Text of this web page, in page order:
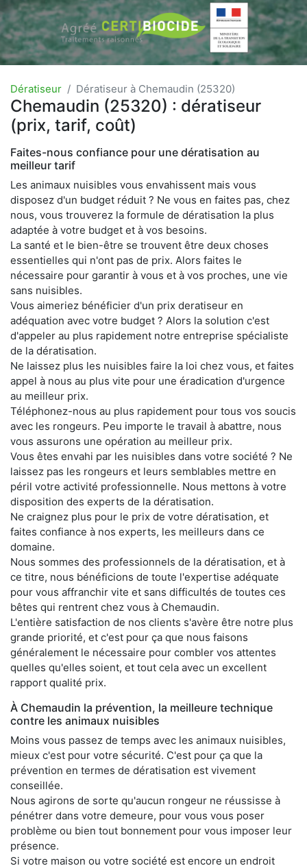
Dératiseur Dératiseur à Chemaudin (25320)
Chemaudin (25320) : dératiseur
(prix, tarif, coût)
Faites-nous confiance pour une dératisation au
meilleur tarif
Les animaux nuisibles vous envahissent mais vous
disposez d'un budget réduit ? Ne vous en faites pas, chez
nous, vous trouverez la formule de dératisation la plus
adaptée à votre budget et à vos besoins.
La santé et le bien-être se trouvent être deux choses
essentielles qui n'ont pas de prix. Alors faites le
nécessaire pour garantir à vous et à vos proches, une vie
sans nuisibles.
Vous aimeriez bénéficier d'un prix deratiseur en
adéquation avec votre budget ? Alors la solution c'est
d'appeler au plus rapidement notre entreprise spécialiste
de la dératisation.
Ne laissez plus les nuisibles faire la loi chez vous, et faites
appel à nous au plus vite pour une éradication d'urgence
au meilleur prix.
Téléphonez-nous au plus rapidement pour tous vos soucis
avec les rongeurs. Peu importe le travail à abattre, nous
vous assurons une opération au meilleur prix.
Vous êtes envahi par les nuisibles dans votre société ? Ne
laissez pas les rongeurs et leurs semblables mettre en
péril votre activité professionnelle. Nous mettons à votre
disposition des experts de la dératisation.
Ne craignez plus pour le prix de votre dératisation, et
faites confiance à nos experts, les meilleurs dans ce
domaine.
Nous sommes des professionnels de la dératisation, et à
ce titre, nous bénéficions de toute l'expertise adéquate
pour vous affranchir vite et sans difficultés de toutes ces
bêtes qui rentrent chez vous à Chemaudin.
L'entière satisfaction de nos clients s'avère être notre plus
grande priorité, et c'est pour ça que nous faisons
généralement le nécessaire pour combler vos attentes
quelles qu'elles soient, et tout cela avec un excellent
rapport qualité prix.
À Chemaudin la prévention, la meilleure technique
contre les animaux nuisibles
Moins vous passez de temps avec les animaux nuisibles,
mieux c'est pour votre sécurité. C'est pour ça que la
prévention en termes de dératisation est vivement
conseillée.
Nous agirons de sorte qu'aucun rongeur ne réussisse à
pénétrer dans votre demeure, pour vous vous poser
problème ou bien tout bonnement pour vous imposer leur
présence.
Si votre maison ou votre société est encore un endroit